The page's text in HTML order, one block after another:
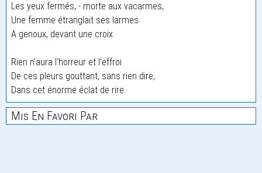
Les yeux fermés, - morte aux vacarmes,
Une femme étranglait ses larmes
A genoux, devant une croix.
Rien n'aura l'horreur et l'effroi
De ces pleurs gouttant, sans rien dire,
Dans cet énorme éclat de rire.
Mis En Favori Par